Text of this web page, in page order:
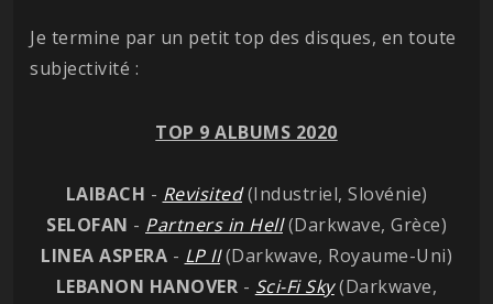
Je termine par un petit top des disques, en toute
subjectivité :
TOP 9 ALBUMS 2020
LAIBACH - Revisited(Industriel, Slovénie)
SELOFAN - Partners in Hell(Darkwave, Grèce)
LINEA ASPERA - LP II(Darkwave, Royaume-Uni)
LEBANON HANOVER - Sci-Fi Sky(Darkwave,